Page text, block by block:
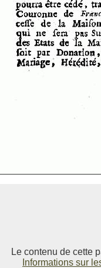
Le contenu de cette
Informations sur